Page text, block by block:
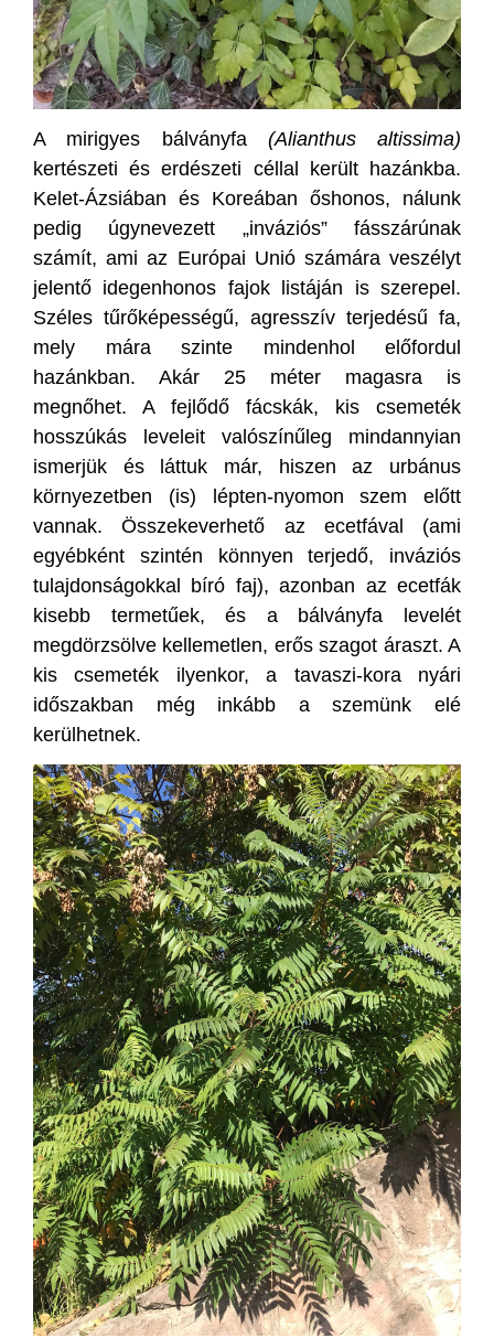
A mirigyes bálványfa (Alianthus altissima)
kertészeti és erdészeti céllal került hazánkba.
Kelet-Ázsiában és Koreában őshonos, nálunk
pedig úgynevezett „inváziós” fásszárúnak
számít, ami az Európai Unió számára veszélyt
jelentő idegenhonos fajok listáján is szerepel.
Széles tűrőképességű, agresszív terjedésű fa,
mely mára szinte mindenhol előfordul
hazánkban. Akár 25 méter magasra is
megnőhet. A fejlődő fácskák, kis csemeték
hosszúkás leveleit valószínűleg mindannyian
ismerjük és láttuk már, hiszen az urbánus
környezetben (is) lépten-nyomon szem előtt
vannak. Összekeverhető az ecetfával (ami
egyébként szintén könnyen terjedő, inváziós
tulajdonságokkal bíró faj), azonban az ecetfák
kisebb termetűek, és a bálványfa levelét
megdörzsölve kellemetlen, erős szagot áraszt. A
kis csemeték ilyenkor, a tavaszi-kora nyári
időszakban még inkább a szemünk elé
kerülhetnek.